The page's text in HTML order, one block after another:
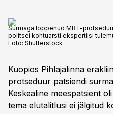
Surmaga lõppenud MRT-
politsei kohtuarsti ekspertiisi
Foto: Shutterstock
Kuopios Pihlajalinna
protseduur patsiendi
Keskealine meespatsient
tema elutalitlusi ei jälgitud